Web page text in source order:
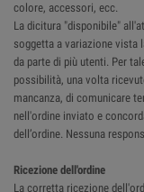
colore, accessori, ecc.
La dicitura "disponibile"
soggetta a variazione
da parte di più utenti. Per
possibilità, una volta
mancanza, di comunicare
nell'ordine inviato e
dell’ordine. Nessuna
Ricezione dell'ordine
La corretta ricezione